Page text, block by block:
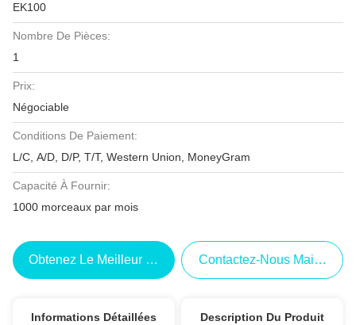
EK100
Nombre De Pièces:
1
Prix:
Négociable
Conditions De Paiement:
L/C, A/D, D/P, T/T, Western Union, MoneyGram
Capacité À Fournir:
1000 morceaux par mois
Obtenez Le Meilleur Prix Contactez-Nous Maintenant
Informations Détaillées Description Du Produit